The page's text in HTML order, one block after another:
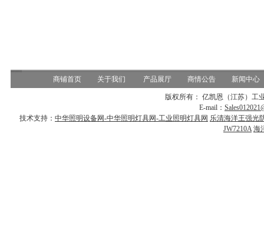
商铺首页 关于我们 产品展厅 商情公告 新闻中心
版权所有： 亿凯恩（江苏）工
E-mail：
技术支持： 中华照明设备网-中华照明灯具网-工业照明灯具网 乐清海洋王强光
JW7210A 海